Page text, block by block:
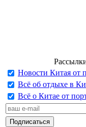
Новости Китая от
Всё об отдыхе в
Всё о Китае от